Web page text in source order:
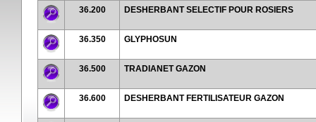
36.200 DESHERBANT SELECTIF POUR ROSIERS
36.350 GLYPHOSUN
36.500 TRADIANET GAZON
36.600 DESHERBANT FERTILISATEUR GAZON